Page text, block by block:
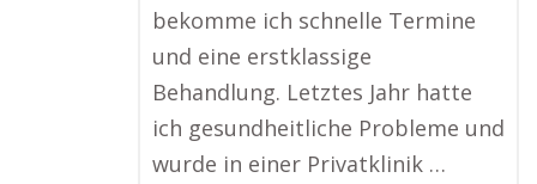
bekomme ich schnelle Termine
und eine erstklassige
Behandlung. Letztes Jahr hatte
ich gesundheitliche Probleme und
wurde in einer Privatklinik …